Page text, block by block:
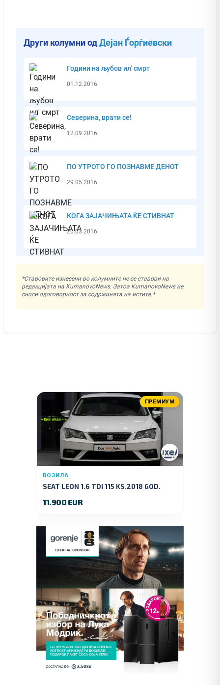
Други колумни одДејан Ѓорѓиевски
Години на љубов ил' смрт
01.12.2016
Северина, врати се!
12.09.2016
ПО УТРОТО ГО ПОЗНАВМЕ ДЕНОТ
29.05.2016
КОГА ЗАЈАЧИЊАТА ЌЕ СТИВНАТ
20.03.2016
*Ставовите изнесени во колумните не се ставови на
редакцијата на KumanovoNews. Затоа KumanovoNews не
сноси одоговорност за содржината на истите.*
ПРЕМИУМ
ВОЗИЛА
SEAT LEON 1.6 TDI 115 KS.2018 GOD.
11.900 EUR